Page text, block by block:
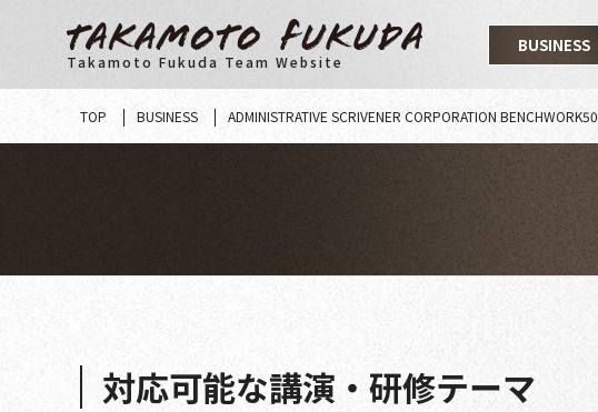
Takamoto Fukuda Team Website
BUSINESS
TOP BUSINESS ADMINISTRATIVE SCRIVENER CORPORATION BENCHWORK50
対応可能な講演・研修テーマ